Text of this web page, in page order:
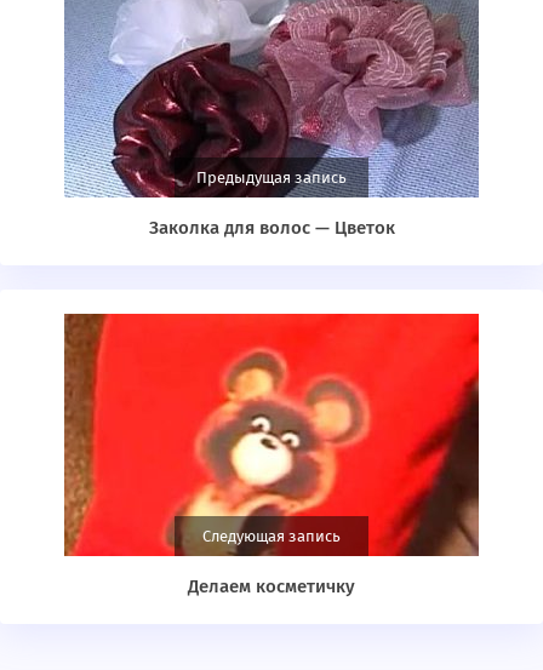
Предыдущая запись
Заколка для волос — Цветок
Следующая запись
Делаем косметичку